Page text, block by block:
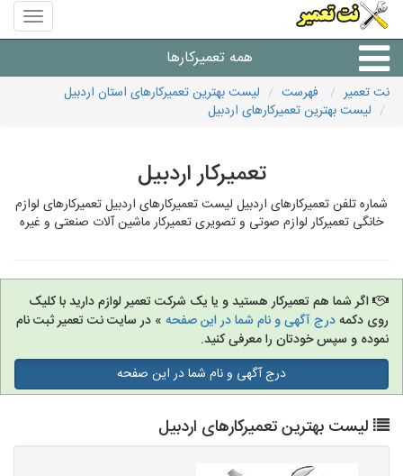
منوی
سایت
تعمیر
همه تعمیرکارها
شرکت های تعمیرات لوازم
نت تعمیر فهرست
لیست بهترین تعمیرکارهای استان اردبیل
لیست بهترین تعمیرکارهای اردبیل
تعمیرکار اردبیل
شماره تلفن تعمیرکارهای اردبیل لیست تعمیرکارهای اردبیل تعمیرکارهای لوازم
خانگی تعمیرکار لوازم صوتی و تصویری تعمیرکار ماشین آلات صنعتی و غیره
اگر شما هم تعمیرکار هستید و یا یک شرکت تعمیر لوازم دارید با کلیک
روی دکمهدرج آگهی و نام شما در این صفحه » در سایت نت تعمیر ثبت نام
نموده و سپس خودتان را معرفی کنید.
درج آگهی و نام شما در این صفحه
لیست بهترین تعمیرکارهای اردبیل